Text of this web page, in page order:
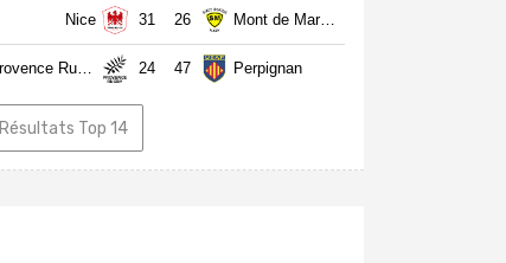
Nice 31 26 Mont de Marsan
24 47 Perpignan
Résultats Top 14